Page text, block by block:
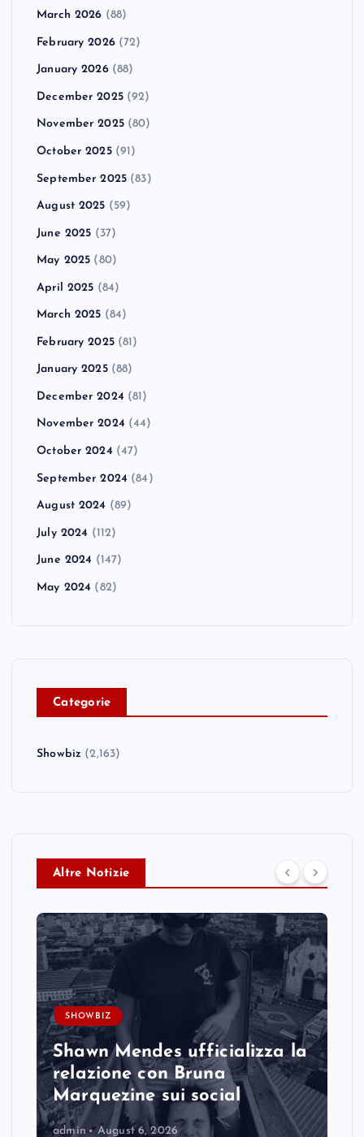
March 2026 (88)
February 2026(72)
January 2026(88)
December 2025(92)
November 2025(80)
October 2025(91)
September 2025 (83)
August 2025 (59)
June 2025 (37)
May 2025 (80)
April 2025 (84)
March 2025 (84)
February 2025(81)
January 2025(88)
December 2024 (81)
November 2024 (44)
October 2024 (47)
September 2024 (84)
August 2024 (89)
July 2024 (112)
June 2024 (147)
May 2024 (82)
Categorie
Showbiz (2,163)
Altre Notizie
SHOWBIZ
Shawn Mendes ufficializza la
relazione con Bruna
Marquezine sui social
admin August 6, 2026